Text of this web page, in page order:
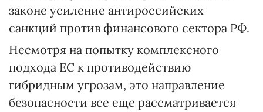
законе усиление антироссийских
санкций против финансового сектора РФ.
Несмотря на попытку комплексного
подхода ЕС к противодействию
гибридным угрозам, это направление
безопасности все еще рассматривается